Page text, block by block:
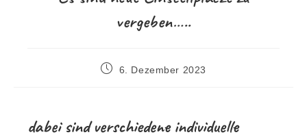
vergeben…..
Beitrag6. Dezember 2023
dabei sind verschiedene individuelle